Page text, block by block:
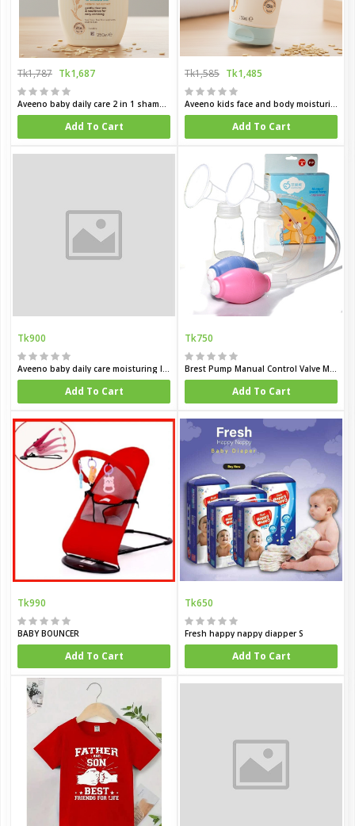
Tk1,787 Tk1,687
Aveeno baby daily care 2 in 1 shampoo and condition for delicate skin 250 ml
Add To Cart
Tk1,585 Tk1,485
Aveeno kids face and body moisturing lotion 150 ml
Add To Cart
Tk900
Aveeno baby daily care moisturing lotion for sensitive skin 150 ml
Add To Cart
Tk750
Brest Pump Manual Control Valve Mom Breastfeeding Baby Milk Suction Feeding Newborn Bottle
Add To Cart
Tk990
BABY BOUNCER
Add To Cart
Tk650
Fresh happy nappy diapper S
Add To Cart